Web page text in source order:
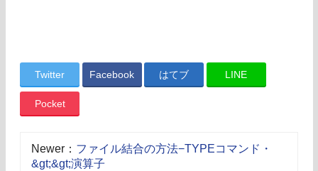
Twitter Facebook はてブ LINE
Pocket
Newer： ファイル結合の方法−TYPEコマンド・
&gt;&gt;演算子